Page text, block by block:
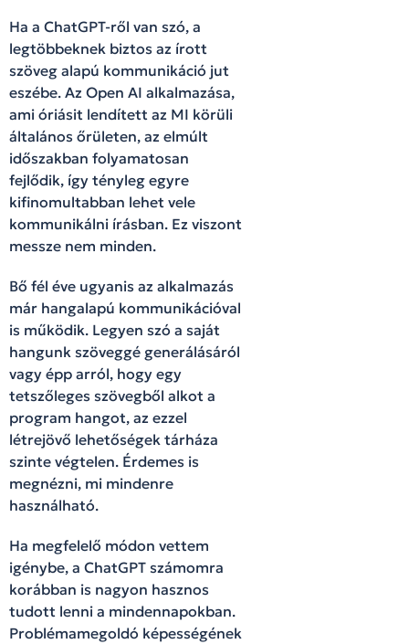
Ha a ChatGPT-ről van szó, a
legtöbbeknek biztos az írott
szöveg alapú kommunikáció jut
eszébe. Az Open AI alkalmazása,
ami óriásit lendített az MI körüli
általános őrületen, az elmúlt
időszakban folyamatosan
fejlődik, így tényleg egyre
kifinomultabban lehet vele
kommunikálni írásban. Ez viszont
messze nem minden.
Bő fél éve ugyanis az alkalmazás
már hangalapú kommunikációval
is működik. Legyen szó a saját
hangunk szöveggé generálásáról
vagy épp arról, hogy egy
tetszőleges szövegből alkot a
program hangot, az ezzel
létrejövő lehetőségek tárháza
szinte végtelen. Érdemes is
megnézni, mi mindenre
használható.
Ha megfelelő módon vettem
igénybe, a ChatGPT számomra
korábban is nagyon hasznos
tudott lenni a mindennapokban.
Problémamegoldó képességének